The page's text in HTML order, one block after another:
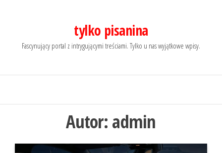
tylko pisanina
Fascynujący portal z intrygującymi treściami. Tylko u nas wyjątkowe wpisy.
Autor: admin